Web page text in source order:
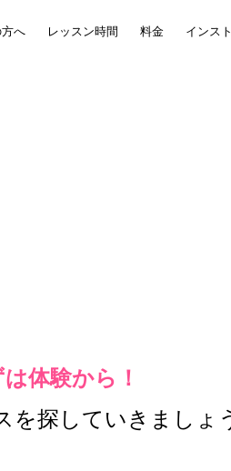
へ レッスン時間 料金 インス
は体験から！
を探していきましょ